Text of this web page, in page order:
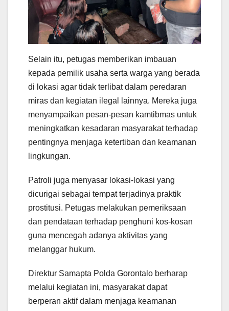
Selain itu, petugas memberikan imbauan
kepada pemilik usaha serta warga yang berada
di lokasi agar tidak terlibat dalam peredaran
miras dan kegiatan ilegal lainnya. Mereka juga
menyampaikan pesan-pesan kamtibmas untuk
meningkatkan kesadaran masyarakat terhadap
pentingnya menjaga ketertiban dan keamanan
lingkungan.
Patroli juga menyasar lokasi-lokasi yang
dicurigai sebagai tempat terjadinya praktik
prostitusi. Petugas melakukan pemeriksaan
dan pendataan terhadap penghuni kos-kosan
guna mencegah adanya aktivitas yang
melanggar hukum.
Direktur Samapta Polda Gorontalo berharap
melalui kegiatan ini, masyarakat dapat
berperan aktif dalam menjaga keamanan